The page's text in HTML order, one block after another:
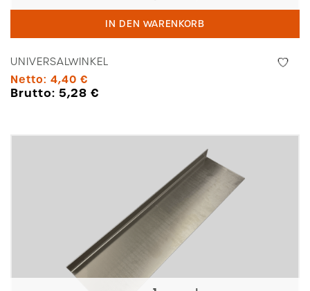
Menge
IN DEN WARENKORB
UNIVERSALWINKEL
Netto: 4,40 €
Brutto: 5,28 €